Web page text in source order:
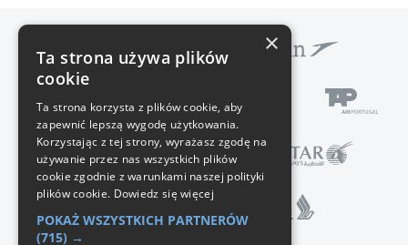
×
Ta strona używa plików
cookie
Ta strona korzysta z plików cookie, aby
zapewnić lepszą wygodę użytkowania.
Korzystając z tej strony, wyrażasz zgodę na
używanie przez nas wszystkich plików
cookie zgodnie z warunkami naszej polityki
plików cookie. Dowiedz się więcej
POKAŻ WSZYSTKICH PARTNERÓW
(715) →